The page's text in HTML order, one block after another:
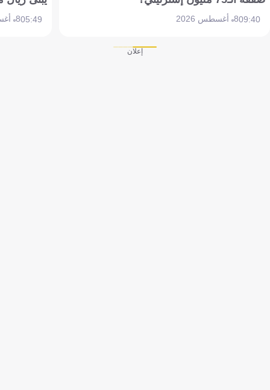
09:408 أغسطس 2026 05:498 أغسطس 2026
إعلان